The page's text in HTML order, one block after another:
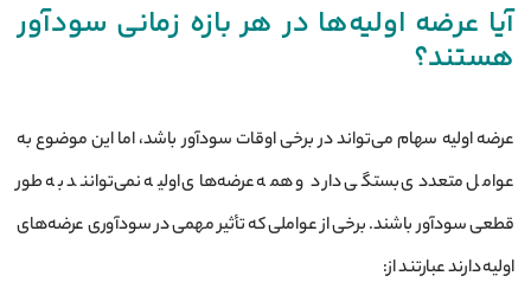
آیا عرضه اولیه‌‌ها در هر بازه زمانی سودآور
هستند؟
عرضه اولیه سهام می‌تواند در برخی اوقات سودآور باشد، اما این موضوع به
عوامل متعددی بستگی دارد و همه عرضه‌های اولیه نمی‌توانند به طور
قطعی سودآور باشند. برخی از عواملی که تأثیر مهمی در سودآوری عرضه‌های
اولیه دارند عبارتند از: